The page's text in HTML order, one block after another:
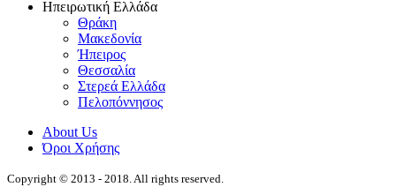
Ηπειρωτική Ελλάδα
Θράκη
Μακεδονία
Ήπειρος
Θεσσαλία
Στερεά Ελλάδα
Πελοπόννησος
About Us
Όροι Χρήσης
Copyright © 2013 - 2018. All rights reserved.